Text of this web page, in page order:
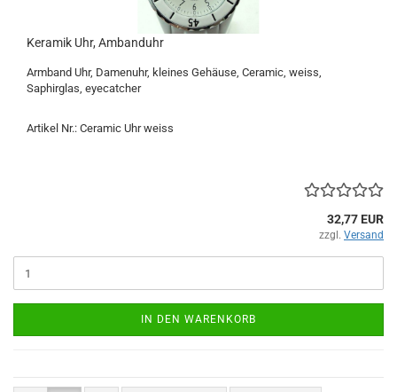
Keramik Uhr, Ambanduhr
Armband Uhr, Damenuhr, kleines Gehäuse, Ceramic, weiss,
Saphirglas, eyecatcher
Artikel Nr.: Ceramic Uhr weiss
32,77 EUR
zzgl. Versand
IN DEN WARENKORB